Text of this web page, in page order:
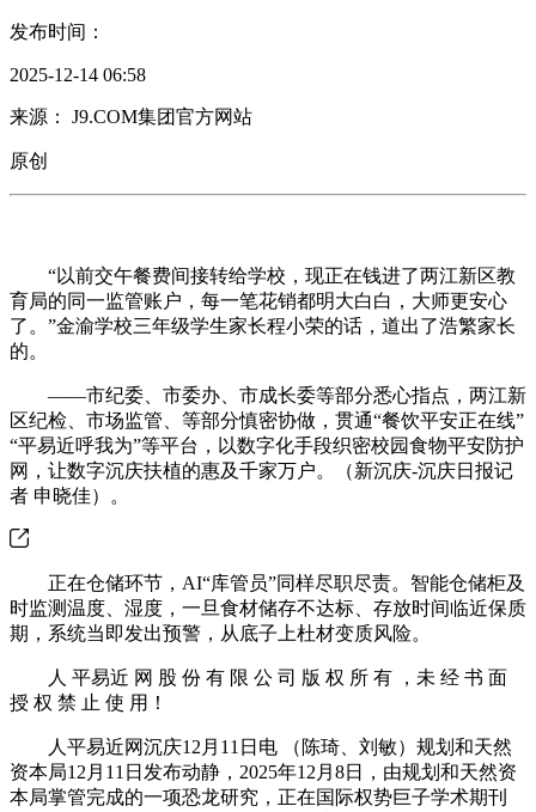
发布时间：
2025-12-14 06:58
来源： J9.COM集团官方网站
原创
“以前交午餐费间接转给学校，现正在钱进了两江新区教
育局的同一监管账户，每一笔花销都明大白白，大师更安心
了。”金渝学校三年级学生家长程小荣的话，道出了浩繁家长
的。
——市纪委、市委办、市成长委等部分悉心指点，两江新
区纪检、市场监管、等部分慎密协做，贯通“餐饮平安正在线”
“平易近呼我为”等平台，以数字化手段织密校园食物平安防护
网，让数字沉庆扶植的惠及千家万户。（新沉庆-沉庆日报记
者 申晓佳）。
正在仓储环节，AI“库管员”同样尽职尽责。智能仓储柜及
时监测温度、湿度，一旦食材储存不达标、存放时间临近保质
期，系统当即发出预警，从底子上杜材变质风险。
人 平易近 网 股 份 有 限 公 司 版 权 所 有 ，未 经 书 面
授 权 禁 止 使 用！
人平易近网沉庆12月11日电 （陈琦、刘敏）规划和天然
资本局12月11日发布动静，2025年12月8日，由规划和天然资
本局掌管完成的一项恐龙研究，正在国际权势巨子学术期刊